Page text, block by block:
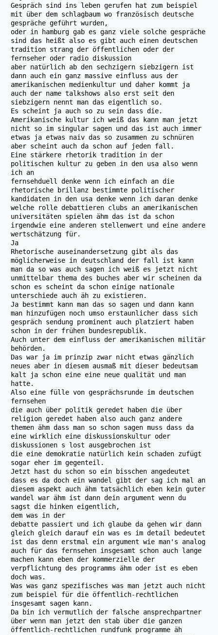
Gespräch sind ins leben gerufen hat zum beispiel
mit über dem schlagbaum wo französisch deutsche
gespräche geführt wurden,
oder in hamburg gab es ganz viele solche gespräche
sind das heißt also es gibt auch einen deutschen
tradition strang der öffentlichen oder der
fernseher oder radio diskussion
aber natürlich ab den sechzigern siebzigern ist
dann auch ein ganz massive einfluss aus der
amerikanischen medienkultur und daher kommt ja
auch der name talkshows also erst seit den
siebzigern nennt man das eigentlich so.
Es scheint ja auch so zu sein dass die.
Amerikanische kultur ich weiß das kann man jetzt
nicht so im singular sagen und das ist auch immer
etwas ja etwas naiv das so zusammen zu schnüren
aber scheint auch da schon auf jeden fall.
Eine stärkere rhetorik tradition in der
politischen kultur zu geben in den usa also wenn
ich an
fernsehduell denke wenn ich einfach an die
rhetorische brillanz bestimmte politischer
kandidaten in den usa denke wenn ich daran denke
welche rolle debattieren clubs an amerikanischen
universitäten spielen ähm das ist da schon
irgendwie eine anderen stellenwert und eine andere
wertschätzung für.
Ja
Rhetorische auseinandersetzung gibt als das
möglicherweise in deutschland der fall ist kann
man da so was auch sagen ich weiß es jetzt nicht
unmittelbar thema des buches aber wir scheinen da
schon es scheint da schon einige nationale
unterschiede auch äh zu existieren.
Ja bestimmt kann man das so sagen und dann kann
man hinzufügen noch umso erstaunlicher dass sich
gespräch sendung prominent auch platziert haben
schon in der frühen bundesrepublik.
Auch unter dem einfluss der amerikanischen militär
behörden.
Das war ja im prinzip zwar nicht etwas gänzlich
neues aber in diesem ausmaß mit dieser bedeutsam
kalt ja schon eine eine neue qualität und man
hatte.
Also eine fülle von gesprächsrunde im deutschen
fernsehen
die auch über politik geredet haben die über
religion geredet haben also auch ganz andere
themen ähm dass man so schon sagen muss dass da
eine wirklich eine diskussionskultur oder
diskussionen s lost ausgebrochen ist
die eine demokratie natürlich kein schaden zufügt
sogar eher im gegenteil.
Jetzt hast du schon so ein bisschen angedeutet
dass es da doch ein wandel gibt der sag ich mal an
diesem aspekt auch ähm tatsächlich eben kein guter
wandel war ähm ist dann dein argument wenn du
sagst die hinken eigentlich,
dem was in der
debatte passiert und ich glaube da gehen wir dann
gleich gleich darauf ein was es im detail bedeutet
ist das denn erstmal ein argument wie man's analog
auch für das fernsehen insgesamt schon auch lange
machen kann eben der kommerzielle der
verpflichtung des programms ähm oder ist es eben
doch was.
Was was ganz spezifisches was man jetzt auch nicht
zum beispiel für die öffentlich-rechtlichen
insgesamt sagen kann.
Da bin ich vermutlich der falsche ansprechpartner
über wenn man jetzt den stab über die ganzen
öffentlich-rechtlichen rundfunk programme äh